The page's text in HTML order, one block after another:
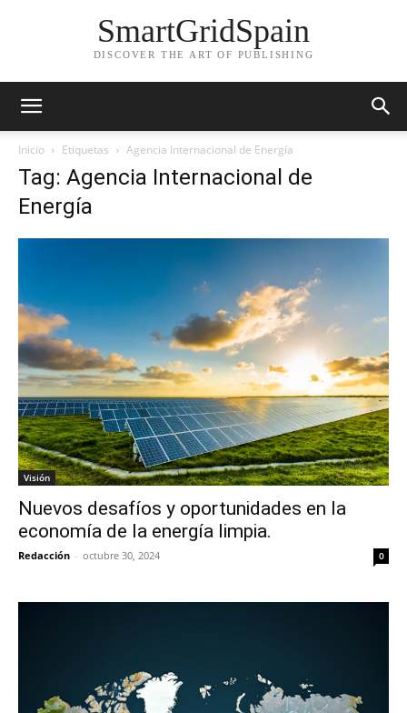
SmartGridSpain
DISCOVER THE ART OF PUBLISHING
Inicio Etiquetas Agencia Internacional de Energía
Tag: Agencia Internacional de
Energía
Visión
Nuevos desafíos y oportunidades en la
economía de la energía limpia.
Redacción - octubre 30, 2024 0